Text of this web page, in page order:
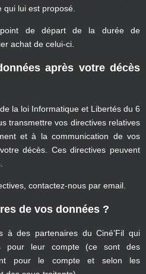
lui est proposé.
de départ de la durée de
achat de celui-ci.
après votre décès
la loi Informatique et Libertés du 6
transmettre vos directives relatives
et à la communication de vos
décès. Ces directives peuvent
contactez-nous par email.
de vos données ?
à des partenaires du Ciné’Fil qui
pour leur compte (ce sont des
pour le compte et selon les